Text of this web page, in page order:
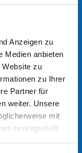
Anzeigen zu
Medien anbieten
Website zu
zu Ihrer
Partner für
weiter. Unsere
mit
bereitgestellt
Dr. oec.
Stowasser